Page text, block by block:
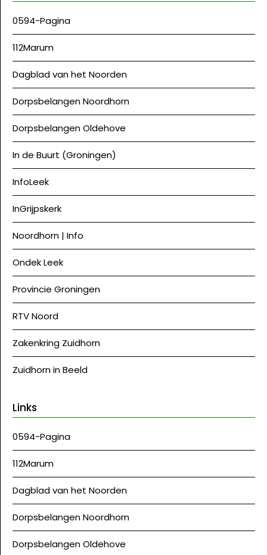
0594-Pagina
112Marum
Dagblad van het Noorden
Dorpsbelangen Noordhorn
Dorpsbelangen Oldehove
In de Buurt (Groningen)
InfoLeek
InGrijpskerk
Noordhorn | Info
Ondek Leek
Provincie Groningen
RTV Noord
Zakenkring Zuidhorn
Zuidhorn in Beeld
Links
0594-Pagina
112Marum
Dagblad van het Noorden
Dorpsbelangen Noordhorn
Dorpsbelangen Oldehove